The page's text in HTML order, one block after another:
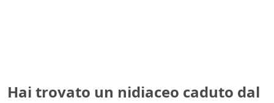
Hai trovato un nidiaceo caduto dal